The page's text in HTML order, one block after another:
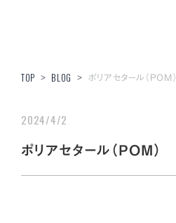
TOP > BLOG > ポリアセタール（POM）
2024/4/2
ポリアセタール（POM）